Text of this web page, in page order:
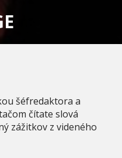
šéfredaktora a
čítate slová
zážitkov z videného